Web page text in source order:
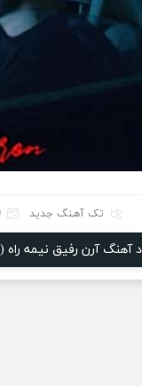
تک آهنگ جدید
آهنگ آرن رفیق نیمه